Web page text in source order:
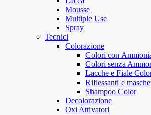
Mousse
Multiple Use
Spray
Tecnici
Colorazione
Colori con
Colori senza
Lacche e Fiale
Riflessanti e
Shampoo Color
Decolorazione
Oxi Attivatori